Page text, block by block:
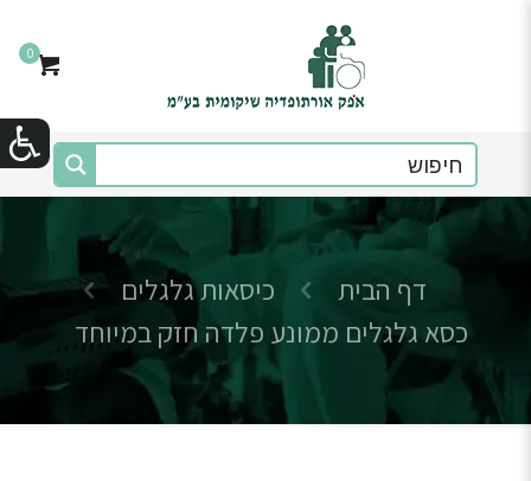
0
דף הבית
כיסאות גלגלים
כסא גלגלים ממונע פלדה חזק במיוחד